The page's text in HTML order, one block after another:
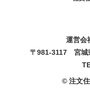
運営会
〒981-3117 宮城
© 注文